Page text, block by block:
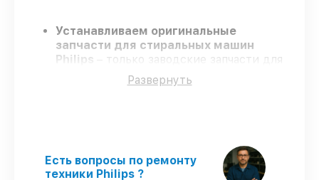
Устанавливаем оригинальные
запчасти для стиральных машин
Philips
– только заводские запчасти для
вашей техники.
Сертифицированные инженеры
– ремонт стиральных
машин Philips в оговоренные сроки.
Поддержка после ремонта – на все
Развернуть
Есть вопросы по ремонту
техники Philips ?